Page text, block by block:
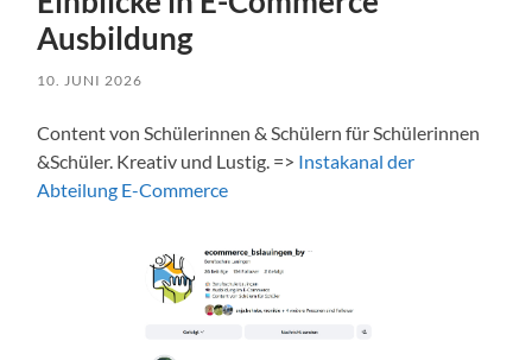
Ausbildung
10. JUNI 2026
Content von Schülerinnen & Schülern für Schülerinnen
&Schüler. Kreativ und Lustig. => Instakanal der
Abteilung E-Commerce